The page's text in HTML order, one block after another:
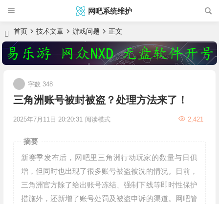
网吧系统维护
首页 技术文章 游戏问题 正文
三角洲账号被封被盗？处理方法来了！
2025年7月11日 20:20:31 2,421
字数 348
阅读模式
摘要
新赛季发布后，网吧里三角洲行动玩家的数量与日俱
增，但同时也出现了很多账号被盗被洗的情况。日前，
三角洲官方除了给出账号冻结、强制下线等即时性保护
措施外，还新增了账号处罚及被盗申诉的渠道。网吧管